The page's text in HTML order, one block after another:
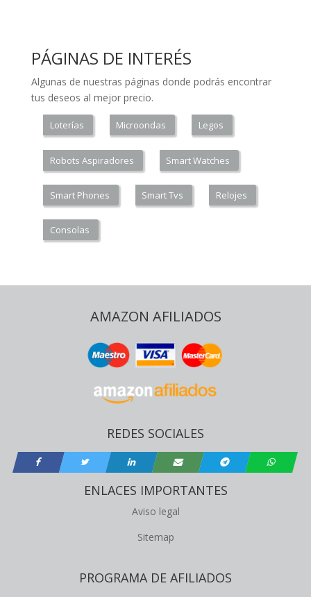
PÁGINAS DE INTERÉS
Algunas de nuestras páginas donde podrás encontrar
tus deseos al mejor precio.
Loterías Microondas Legos
Robots Aspiradores Smart Watches
Smart Phones Smart Tvs Relojes
Consolas
AMAZON AFILIADOS
REDES SOCIALES
ENLACES IMPORTANTES
Aviso legal
Sitemap
PROGRAMA DE AFILIADOS